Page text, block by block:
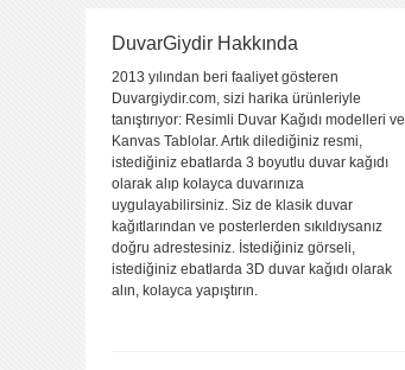
DuvarGiydir Hakkında
2013 yılından beri faaliyet gösteren
Duvargiydir.com, sizi harika ürünleriyle
tanıştırıyor: Resimli Duvar Kağıdı modelleri ve
Kanvas Tablolar. Artık dilediğiniz resmi,
istediğiniz ebatlarda 3 boyutlu duvar kağıdı
olarak alıp kolayca duvarınıza
uygulayabilirsiniz. Siz de klasik duvar
kağıtlarından ve posterlerden sıkıldıysanız
doğru adrestesiniz. İstediğiniz görseli,
istediğiniz ebatlarda 3D duvar kağıdı olarak
alın, kolayca yapıştırın.